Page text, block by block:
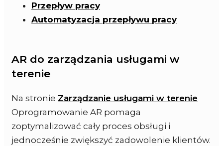
Przepływ pracy
Automatyzacja przepływu pracy
AR do zarządzania usługami w
terenie
Na stronie Zarządzanie usługami w terenie
Oprogramowanie AR pomaga
zoptymalizować cały proces obsługi i
jednocześnie zwiększyć zadowolenie klientów.